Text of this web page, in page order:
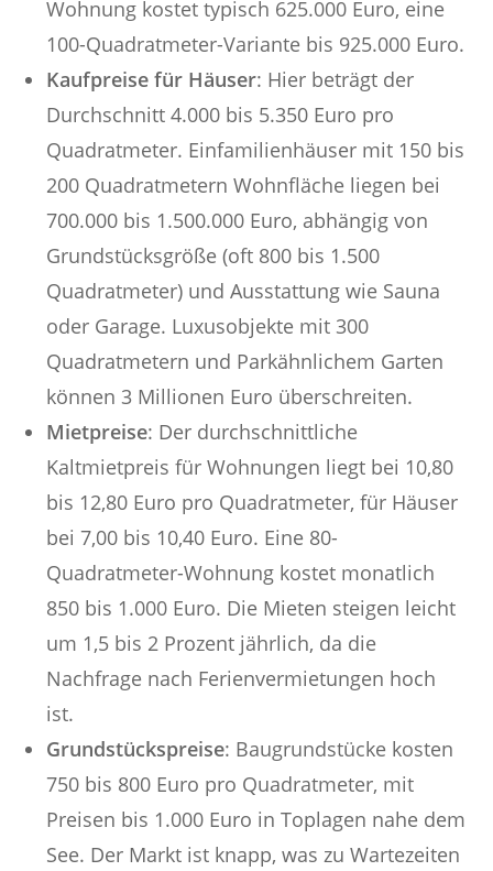
Wohnung kostet typisch 625.000 Euro, eine
100-Quadratmeter-Variante bis 925.000 Euro.
Kaufpreise für Häuser: Hier beträgt der
Durchschnitt 4.000 bis 5.350 Euro pro
Quadratmeter. Einfamilienhäuser mit 150 bis
200 Quadratmetern Wohnfläche liegen bei
700.000 bis 1.500.000 Euro, abhängig von
Grundstücksgröße (oft 800 bis 1.500
Quadratmeter) und Ausstattung wie Sauna
oder Garage. Luxusobjekte mit 300
Quadratmetern und Parkähnlichem Garten
können 3 Millionen Euro überschreiten.
Mietpreise: Der durchschnittliche
Kaltmietpreis für Wohnungen liegt bei 10,80
bis 12,80 Euro pro Quadratmeter, für Häuser
bei 7,00 bis 10,40 Euro. Eine 80-
Quadratmeter-Wohnung kostet monatlich
850 bis 1.000 Euro. Die Mieten steigen leicht
um 1,5 bis 2 Prozent jährlich, da die
Nachfrage nach Ferienvermietungen hoch
ist.
Grundstückspreise: Baugrundstücke kosten
750 bis 800 Euro pro Quadratmeter, mit
Preisen bis 1.000 Euro in Toplagen nahe dem
See. Der Markt ist knapp, was zu Wartezeiten